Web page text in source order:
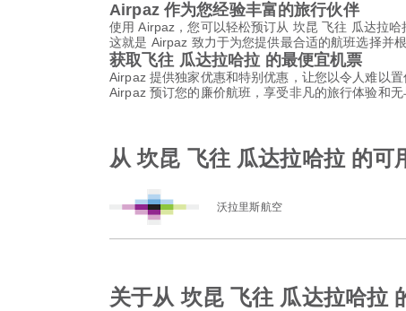
Airpaz 作为您经验丰富的旅行伙伴
使用 Airpaz，您可以轻松预订从 坎昆 飞往 瓜达拉
这就是 Airpaz 致力于为您提供最合适的航班选择并
获取飞往 瓜达拉哈拉 的最便宜机票
Airpaz 提供独家优惠和特别优惠，让您以令人难以
Airpaz 预订您的廉价航班，享受非凡的旅行体验和无
从 坎昆 飞往 瓜达拉哈拉 的可
沃拉里斯航空
关于从 坎昆 飞往 瓜达拉哈拉